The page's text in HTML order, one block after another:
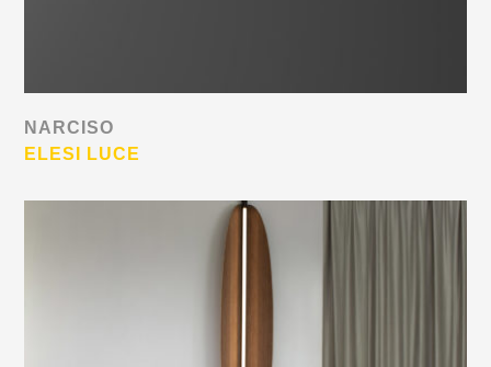
NARCISO
ELESI LUCE